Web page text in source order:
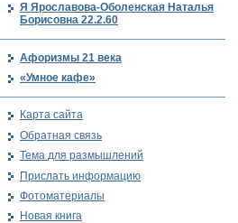
Я Ярославова-Оболенская Наталья
Борисовна 22.2.60
Афоризмы 21 века
«Умное кафе»
Карта сайта
Обратная связь
Тема для размышлений
Прислать информацию
Фотоматериалы
Новая книга